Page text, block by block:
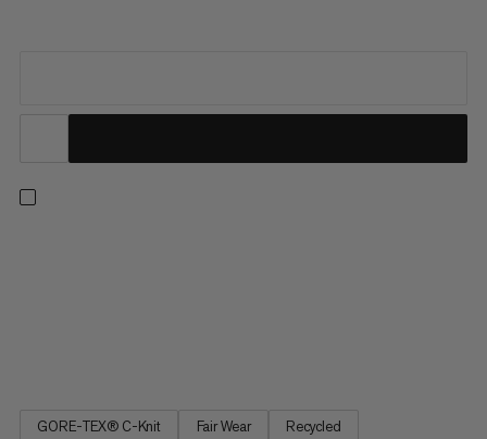
GORE-TEX® C-Knit Fair Wear Recycled